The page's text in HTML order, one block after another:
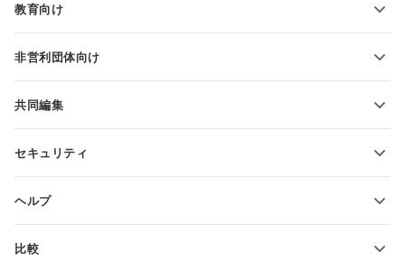
PDFの変換
教育向け
教育関係者向け
非営利団体向け
無料アカウントをリクエスト
共同編集
翻訳者向け
セキュリティ
ヘルプ
ヘルプ・センター
比較